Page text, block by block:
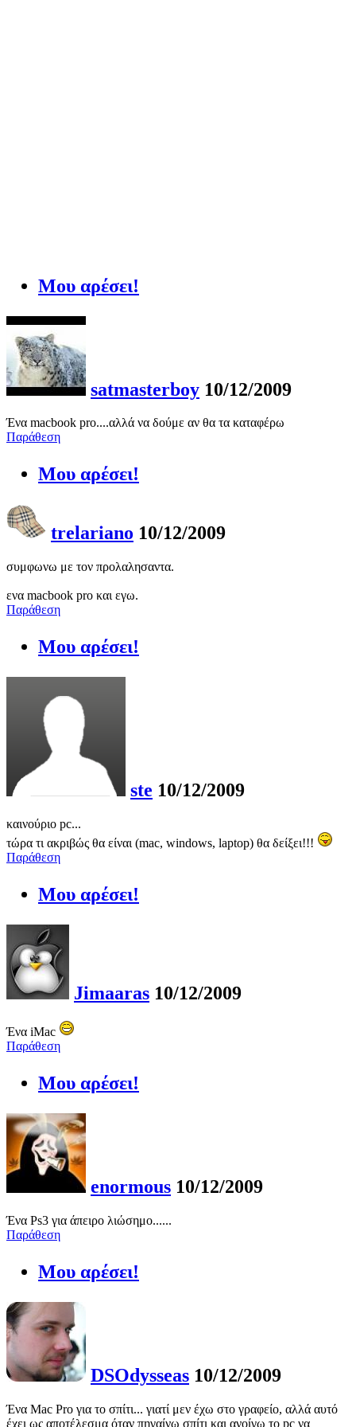
Μου αρέσει!
satmasterboy 10/12/2009
Ένα macbook pro....αλλά να δούμε αν θα τα καταφέρω
Παράθεση
Μου αρέσει!
trelariano 10/12/2009
συμφωνω με τον προλαλησαντα.
ενα macbook pro και εγω.
Παράθεση
Μου αρέσει!
ste 10/12/2009
καινούριο pc...
τώρα τι ακριβώς θα είναι (mac, windows, laptop) θα δείξει!!!
Παράθεση
Μου αρέσει!
Jimaaras 10/12/2009
Ένα iMac
Παράθεση
Μου αρέσει!
enormous 10/12/2009
Ένα Ps3 για άπειρο λιώσημο......
Παράθεση
Μου αρέσει!
DSOdysseas 10/12/2009
Ένα Mac Pro για το σπίτι... γιατί μεν έχω στο γραφείο, αλλά αυτό
έχει ως αποτέλεσμα όταν πηγαίνω σπίτι και ανοίγω το pc να